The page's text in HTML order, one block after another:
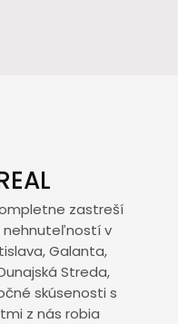
zastreší
nehnuteľností v
Galanta,
Streda,
skúsenosti s
z nás robia